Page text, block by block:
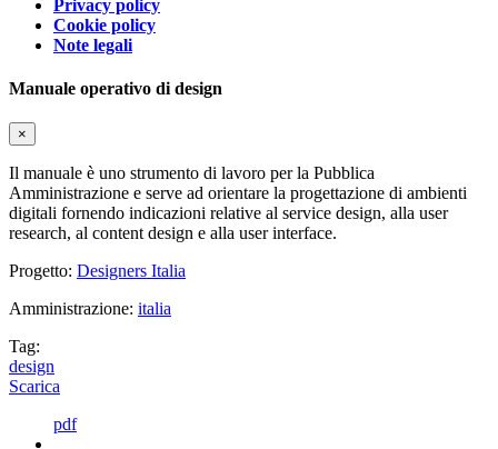
Privacy policy
Cookie policy
Note legali
Manuale operativo di design
×
Il manuale è uno strumento di lavoro per la Pubblica
Amministrazione e serve ad orientare la progettazione di ambienti
digitali fornendo indicazioni relative al service design, alla user
research, al content design e alla user interface.
Progetto: Designers Italia
Amministrazione: italia
Tag:
design
Scarica
pdf